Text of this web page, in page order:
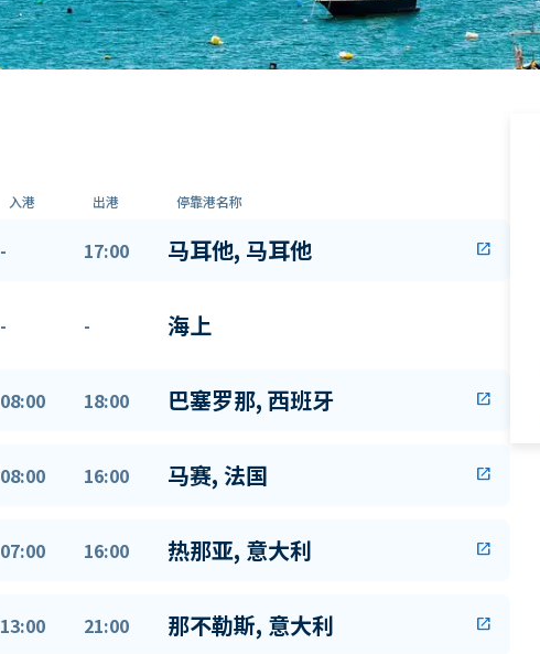
入港 出港 停靠港名称
- 17:00 马耳他, 马耳他 open_in_new
- - 海上
08:00 18:00 巴塞罗那, 西班牙 open_in_new
08:00 16:00 马赛, 法国 open_in_new
07:00 16:00 热那亚, 意大利 open_in_new
13:00 21:00 那不勒斯, 意大利 open_in_new